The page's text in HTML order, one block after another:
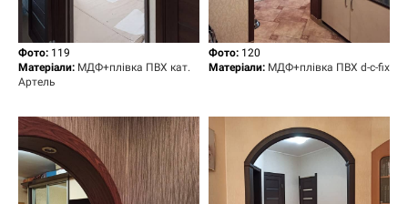
Фото: 119
Матеріали: МДФ+плівка ПВХ кат.
Артель
Фото: 120
Матеріали: МДФ+плівка ПВХ d-c-fix